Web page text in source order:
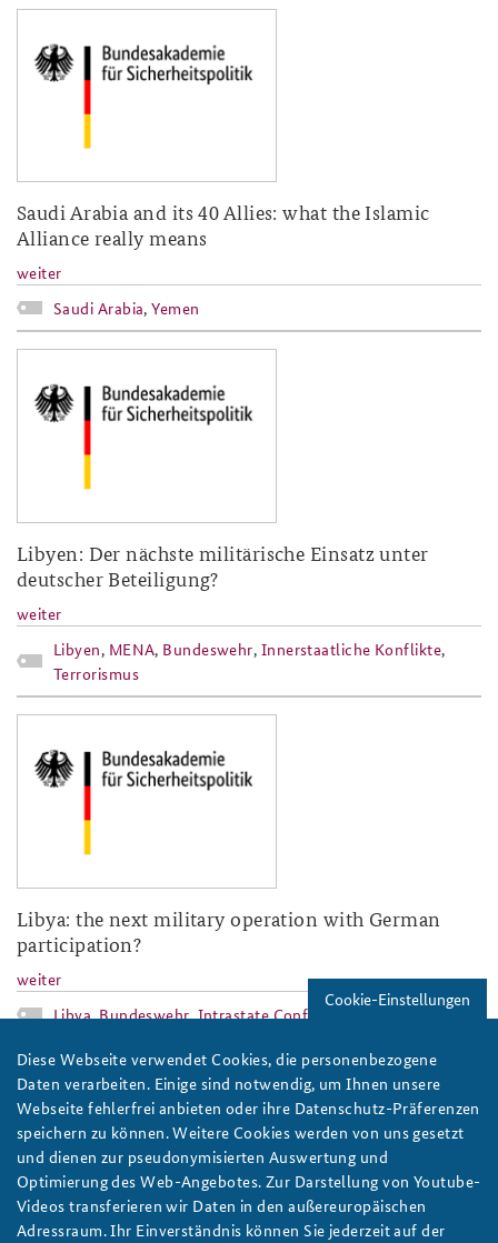
Saudi Arabia and its 40 Allies: what the Islamic
Alliance really means
weiter
Saudi Arabia,Yemen
Libyen: Der nächste militärische Einsatz unter
deutscher Beteiligung?
weiter
Libyen, MENA, Bundeswehr, Innerstaatliche Konflikte,
Terrorismus
Libya: the next military operation with German
participation?
weiter
Libya,Bundeswehr,Intrastate Conflicts
baks-logo_neu.png
Cookie-Einstellungen
Diese Webseite verwendet Cookies, die personenbezogene
Daten verarbeiten. Einige sind notwendig, um Ihnen unsere
Webseite fehlerfrei anbieten oder ihre Datenschutz-Präferenzen
speichern zu können. Weitere Cookies werden von uns gesetzt
und dienen zur pseudonymisierten Auswertung und
Optimierung des Web-Angebotes. Zur Darstellung von Youtube-
Videos transferieren wir Daten in den außereuropäischen
Adressraum. Ihr Einverständnis können Sie jederzeit auf der